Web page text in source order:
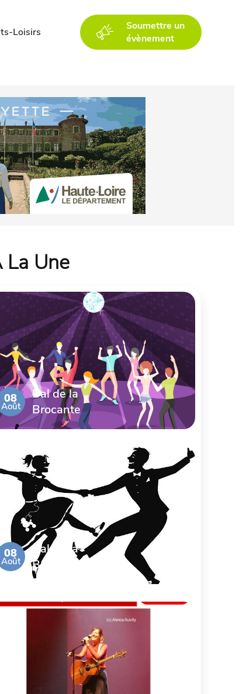
Loisirs
Soumettre un
évènement
La Une
08
Août
Bal de la
Brocante
08
Août
Bal de la
Brocante